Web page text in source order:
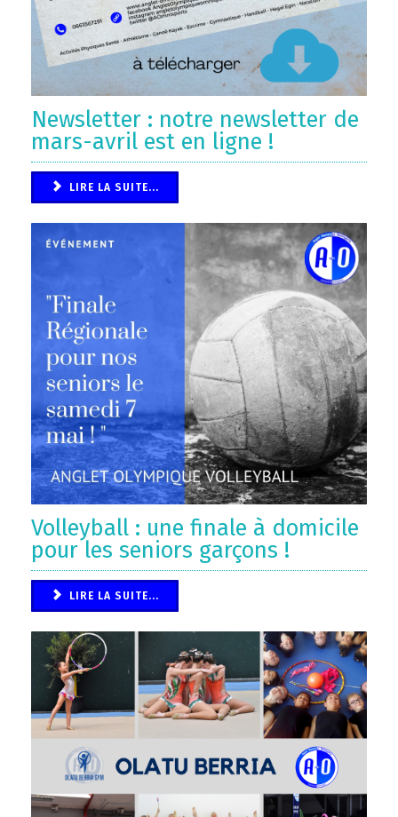
Newsletter : notre newsletter de
mars-avril est en ligne !
LIRE LA SUITE...
Volleyball : une finale à domicile
pour les seniors garçons !
LIRE LA SUITE...